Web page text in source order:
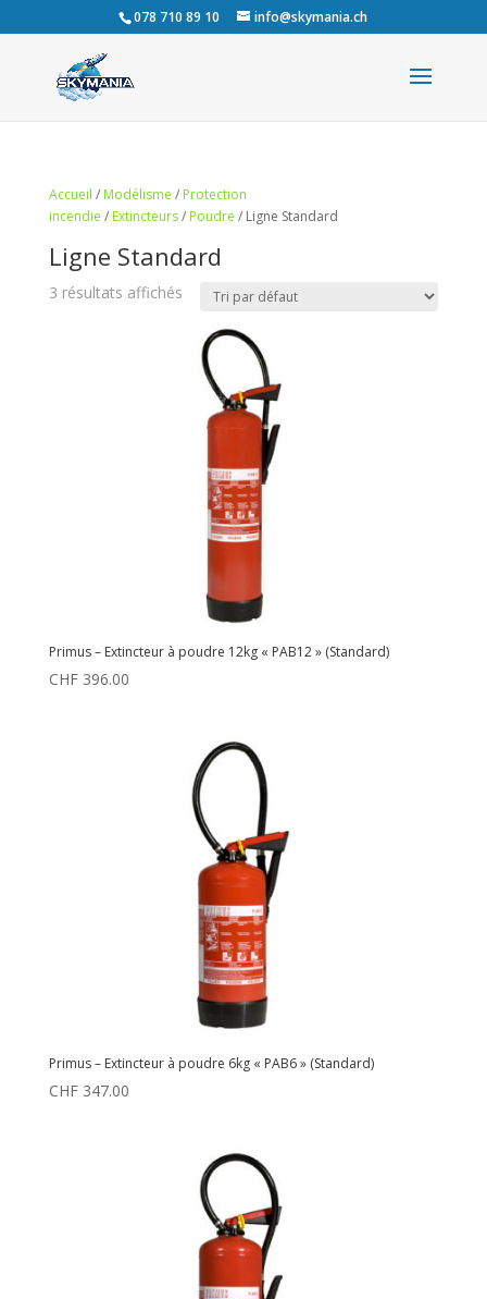
078 710 89 10 info@skymania.ch
Accueil / Modélisme / Protection
incendie / Extincteurs/ Poudre / Ligne Standard
Ligne Standard
3 résultats affichés
Primus – Extincteur à poudre 12kg « PAB12 » (Standard)
CHF396.00
Primus – Extincteur à poudre 6kg « PAB6 » (Standard)
CHF347.00